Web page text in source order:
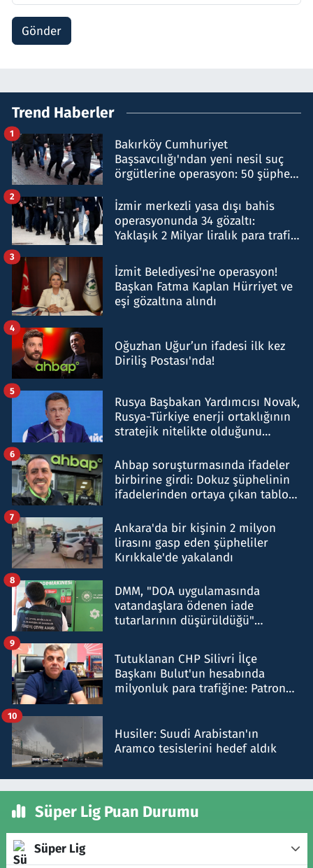
Gönder
Trend Haberler
Bakırköy Cumhuriyet
Başsavcılığı'ndan yeni nesil suç
örgütlerine operasyon: 50 şüpheli
1
İzmir merkezli yasa dışı bahis
operasyonunda 34 gözaltı:
Yaklaşık 2 Milyar liralık para trafiği
2
İzmit Belediyesi'ne operasyon!
Başkan Fatma Kaplan Hürriyet ve
eşi gözaltına alındı
3
Oğuzhan Uğur’un ifadesi ilk kez
Diriliş Postası'nda!
4
Rusya Başbakan Yardımcısı Novak,
Rusya-Türkiye enerji ortaklığının
stratejik nitelikte olduğunu
5
Ahbap soruşturmasında ifadeler
birbirine girdi: Dokuz şüphelinin
ifadelerinden ortaya çıkan tablo
6
Ankara'da bir kişinin 2 milyon
lirasını gasp eden şüpheliler
Kırıkkale'de yakalandı
7
DMM, "DOA uygulamasında
vatandaşlara ödenen iade
tutarlarının düşürüldüğü"
8
Tutuklanan CHP Silivri İlçe
Başkanı Bulut'un hesabında
milyonluk para trafiğine: Patron
9
Husiler: Suudi Arabistan'ın
Aramco tesislerini hedef aldık
10
Süper Lig Puan Durumu
Süper Lig